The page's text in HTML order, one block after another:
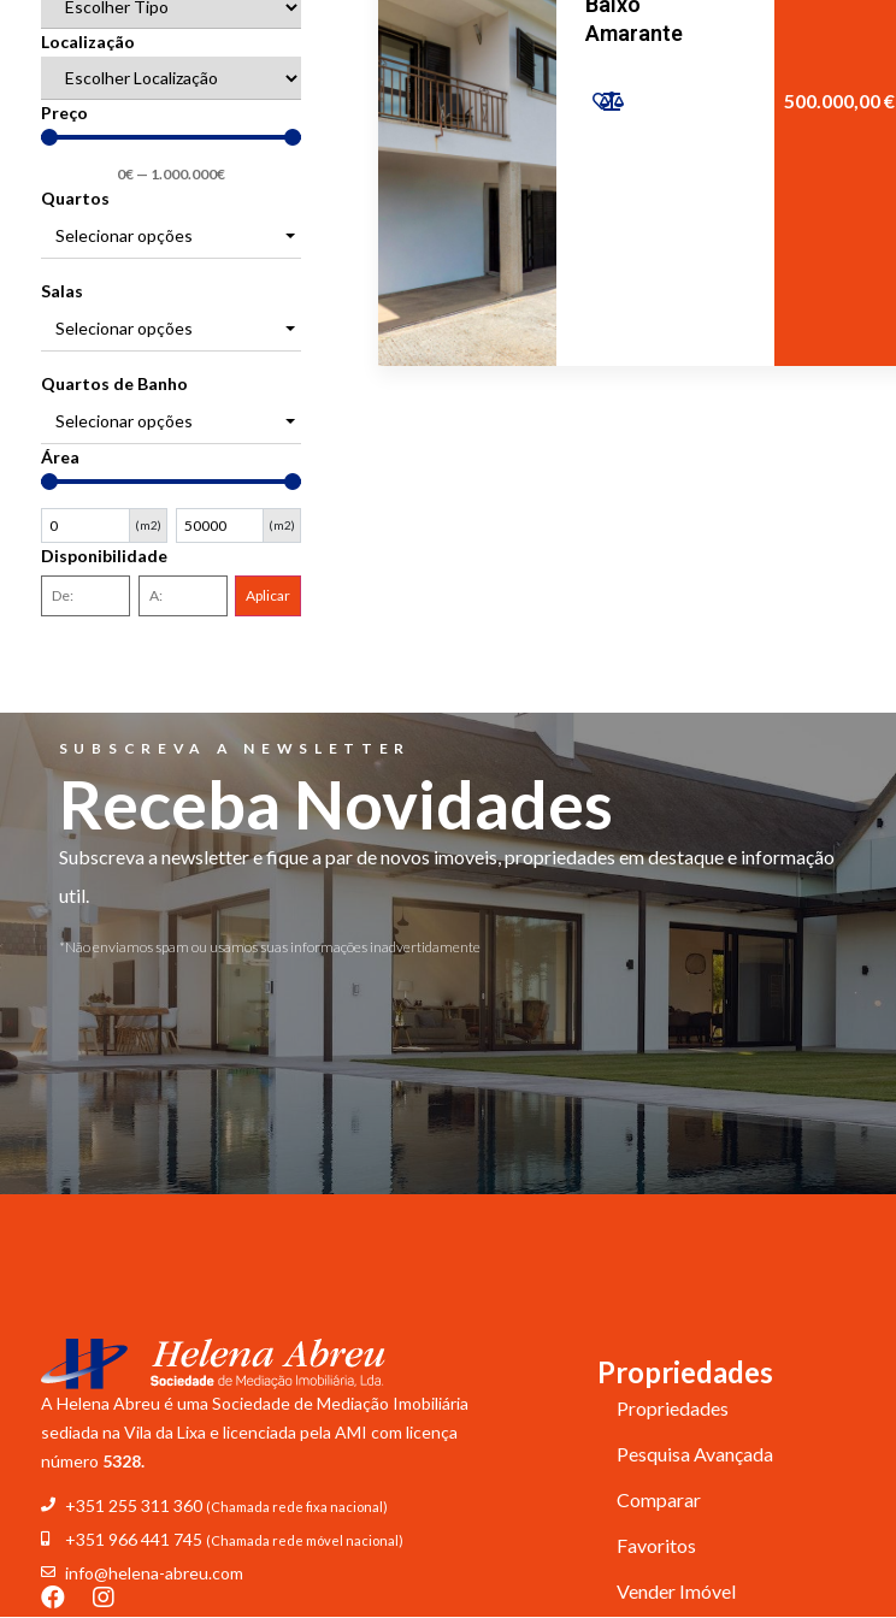
Localização
Preço
0€ — 1.000.000€
Quartos
Selecionar opções
Salas
Selecionar opções
Quartos de Banho
Selecionar opções
Área
(m2) (m2)
Disponibilidade
Aplicar
Amarante
500.000,00 €
SUBSCREVA A NEWSLETTER
Receba Novidades
Subscreva a newsletter e fique a par de novos imoveis, propriedades em destaque e informação
util.
*Não enviamos spam ou usamos suas informações inadvertidamente
A Helena Abreu é uma Sociedade de Mediação Imobiliária
sediada na Vila da Lixa e licenciada pela AMI com licença
número 5328.
+351 255 311 360 (Chamada rede fixa nacional)
+351 966 441 745 (Chamada rede móvel nacional)
info@helena-abreu.com
Propriedades
Propriedades
Pesquisa Avançada
Comparar
Favoritos
Vender Imóvel